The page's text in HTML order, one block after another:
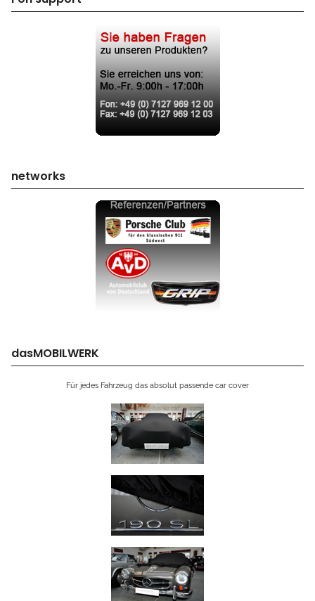
networks
dasMOBILWERK
Für jedes Fahrzeug das absolut passende car cover